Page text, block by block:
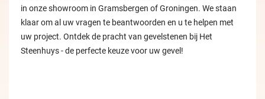
in onze showroom in Gramsbergen of Groningen. We staan
klaar om al uw vragen te beantwoorden en u te helpen met
uw project. Ontdek de pracht van gevelstenen bij Het
Steenhuys - de perfecte keuze voor uw gevel!